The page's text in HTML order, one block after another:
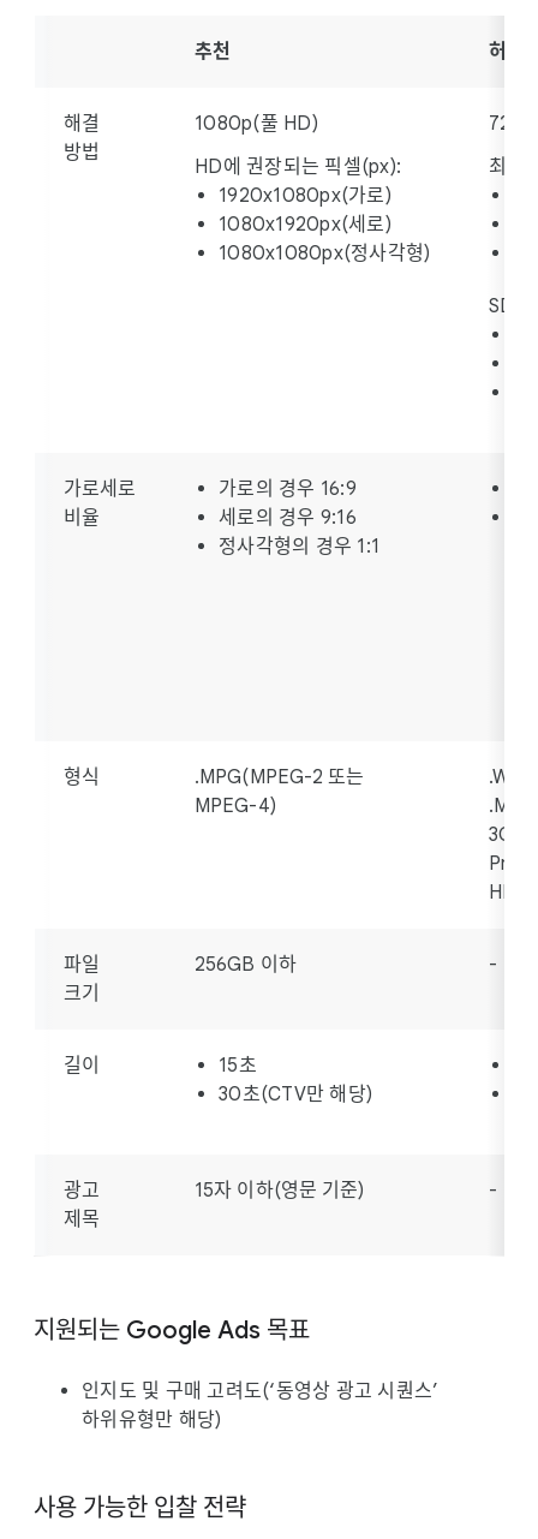
추천 허용
해결
방법
1080p(풀 HD)
HD에 권장되는 픽셀(px):
1920x1080px(가로)
1080x1920px(세로)
1080x1080px(정사각형)
최소
SD(
가로세로
비율
가로의 경우 16:9
세로의 경우 9:16
정사각형의 경우 1:1
형식
.MPG(MPEG-2 또는
MPEG-4)
파일
크기
256GB 이하 -
길이
15초
30초(CTV만 해당)
광고
제목
15자 이하(영문 기준) -
지원되는 Google Ads 목표
인지도 및 구매 고려도(‘동영상 광고 시퀀스’
하위유형만 해당)
사용 가능한 입찰 전략